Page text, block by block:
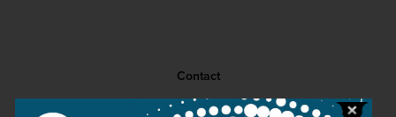
Contact
Public information